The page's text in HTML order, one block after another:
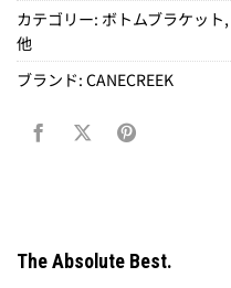
カテゴリー: ボトムブラケット,
他
ブランド: CANECREEK
The Absolute Best.